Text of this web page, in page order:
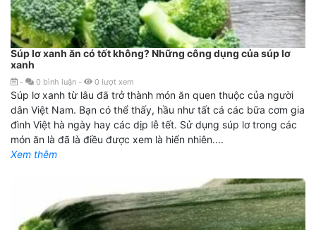
Súp lơ xanh ăn có tốt không? Những công dụng của súp lơ
xanh
- 0 bình luận - 0 lượt xem
Súp lơ xanh từ lâu đã trở thành món ăn quen thuộc của người
dân Việt Nam. Bạn có thể thấy, hầu như tất cá các bữa cơm gia
đình Việt hà ngày hay các dịp lễ tết. Sử dụng súp lơ trong các
món ăn là đã là điều được xem là hiển nhiên....
Xem thêm